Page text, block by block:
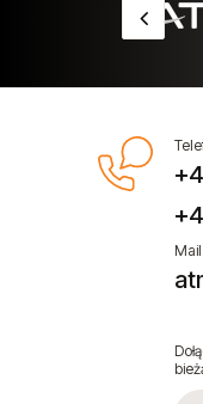
Zszywki
Zwijadła
Mail